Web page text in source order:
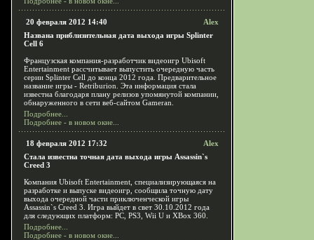
20 февраля 2012 14:40
Alex
Названа приблизительная дата выхода игры Splinter
Cell 6
Французская компания-разработчик видеоигр Ubisoft
Entertainment рассчитывает выпустить очередную часть
серии Splinter Cell до конца 2012 года. Предварительное
название игры - Retriburion. Эта информация стала
известна благодаря плану релизов упомянутой компании,
обнаруженного в сети веб-сайтом Gameran.
Подробнее...
Подробнее - в новом окне...
18 февраля 2012 17:32
Alex
Стала известна точная дата выхода игры Assassin`s
Creed 3
Компания Ubisoft Entertainment, специализирующаяся на
разработке и выпуске видеоигр, сообщила точную дату
выхода очередной части приключенческой игры
Assassin`s Creed 3. Игра выйдет в свет 30.10.2012 года
для следующих платформ: PC, PS3, Wii U и XBox 360.
Подробнее...
Подробнее - в новом окне...